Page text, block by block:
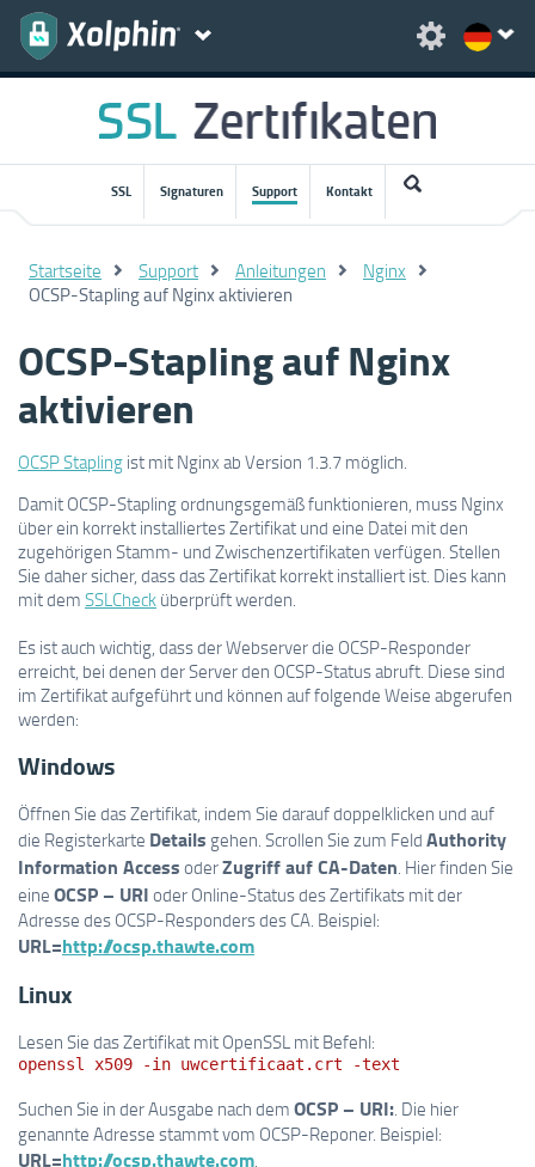
SSL Signaturen Support Kontakt
Startseite Support Anleitungen Nginx
OCSP-Stapling auf Nginx aktivieren
OCSP-Stapling auf Nginx
aktivieren
OCSP Stapling ist mit Nginx ab Version 1.3.7 möglich.
Damit OCSP-Stapling ordnungsgemäß funktionieren, muss Nginx
über ein korrekt installiertes Zertifikat und eine Datei mit den
zugehörigen Stamm- und Zwischenzertifikaten verfügen. Stellen
Sie daher sicher, dass das Zertifikat korrekt installiert ist. Dies kann
mit dem SSLCheck überprüft werden.
Es ist auch wichtig, dass der Webserver die OCSP-Responder
erreicht, bei denen der Server den OCSP-Status abruft. Diese sind
im Zertifikat aufgeführt und können auf folgende Weise abgerufen
werden:
Windows
Öffnen Sie das Zertifikat, indem Sie darauf doppelklicken und auf
die Registerkarte Details gehen. Scrollen Sie zum Feld Authority
Information Access oderZugriff auf CA-Daten . Hier finden Sie
eine OCSP – URI oder Online-Status des Zertifikats mit der
Adresse des OCSP-Responders des CA. Beispiel:
URL=http://ocsp.thawte.com
Linux
Lesen Sie das Zertifikat mit OpenSSL mit Befehl:
openssl x509 -in uwcertificaat.crt -text
Suchen Sie in der Ausgabe nach dem OCSP – URI: . Die hier
genannte Adresse stammt vom OCSP-Reponer. Beispiel:
URL=http://ocsp.thawte.com